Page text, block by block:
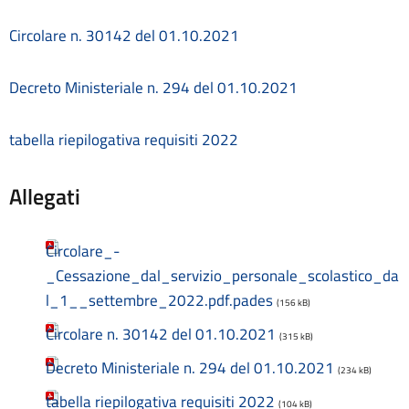
Contrattazione collettiva
Cookie Policy (UE)
D.S.G.A.
Dirigente Scolastico
Docenti
Dotazione organica
FAQ e VideoTutorial Registro Elettronico CLASSEVIVA
feedback
Galleria
Home
Incarichi amministrativi di vertice
Incarichi conferiti e autorizzati ai dipendenti
Inclusione e BES
Indicatore di tempestività dei pagamenti
Circolare n. 30142 del 01.10.2021
Decreto Ministeriale n. 294 del 01.10.2021
tabella riepilogativa requisiti 2022
Allegati
Circolare_-
_Cessazione_dal_servizio_personale_scolastico_da
l_1__settembre_2022.pdf.pades (156 kB)
Circolare n. 30142 del 01.10.2021 (315 kB)
Decreto Ministeriale n. 294 del 01.10.2021 (234 kB)
tabella riepilogativa requisiti 2022 (104 kB)